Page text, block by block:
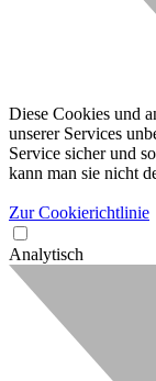
Diese Cookies und
unserer Services
Service sicher und
kann man sie nicht
Zur Cookierichtlinie
Analytisch